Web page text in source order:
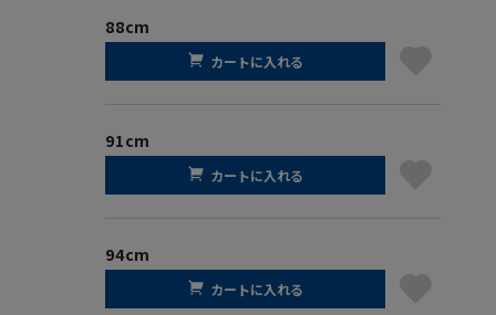
88cm
カートに入れる
91cm
カートに入れる
94cm
カートに入れる